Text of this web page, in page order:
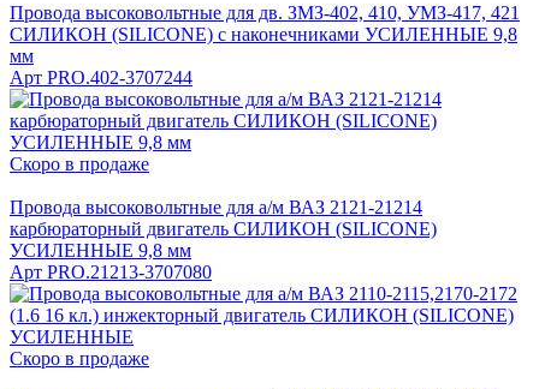
Провода высоковольтные для дв. ЗМЗ-402, 410, УМЗ-417, 421
СИЛИКОН (SILICONE) с наконечниками УСИЛЕННЫЕ 9,8
мм
Арт PRO.402-3707244
Скоро в продаже
Провода высоковольтные для а/м ВАЗ 2121-21214
карбюраторный двигатель СИЛИКОН (SILICONE)
УСИЛЕННЫЕ 9,8 мм
Арт PRO.21213-3707080
Скоро в продаже